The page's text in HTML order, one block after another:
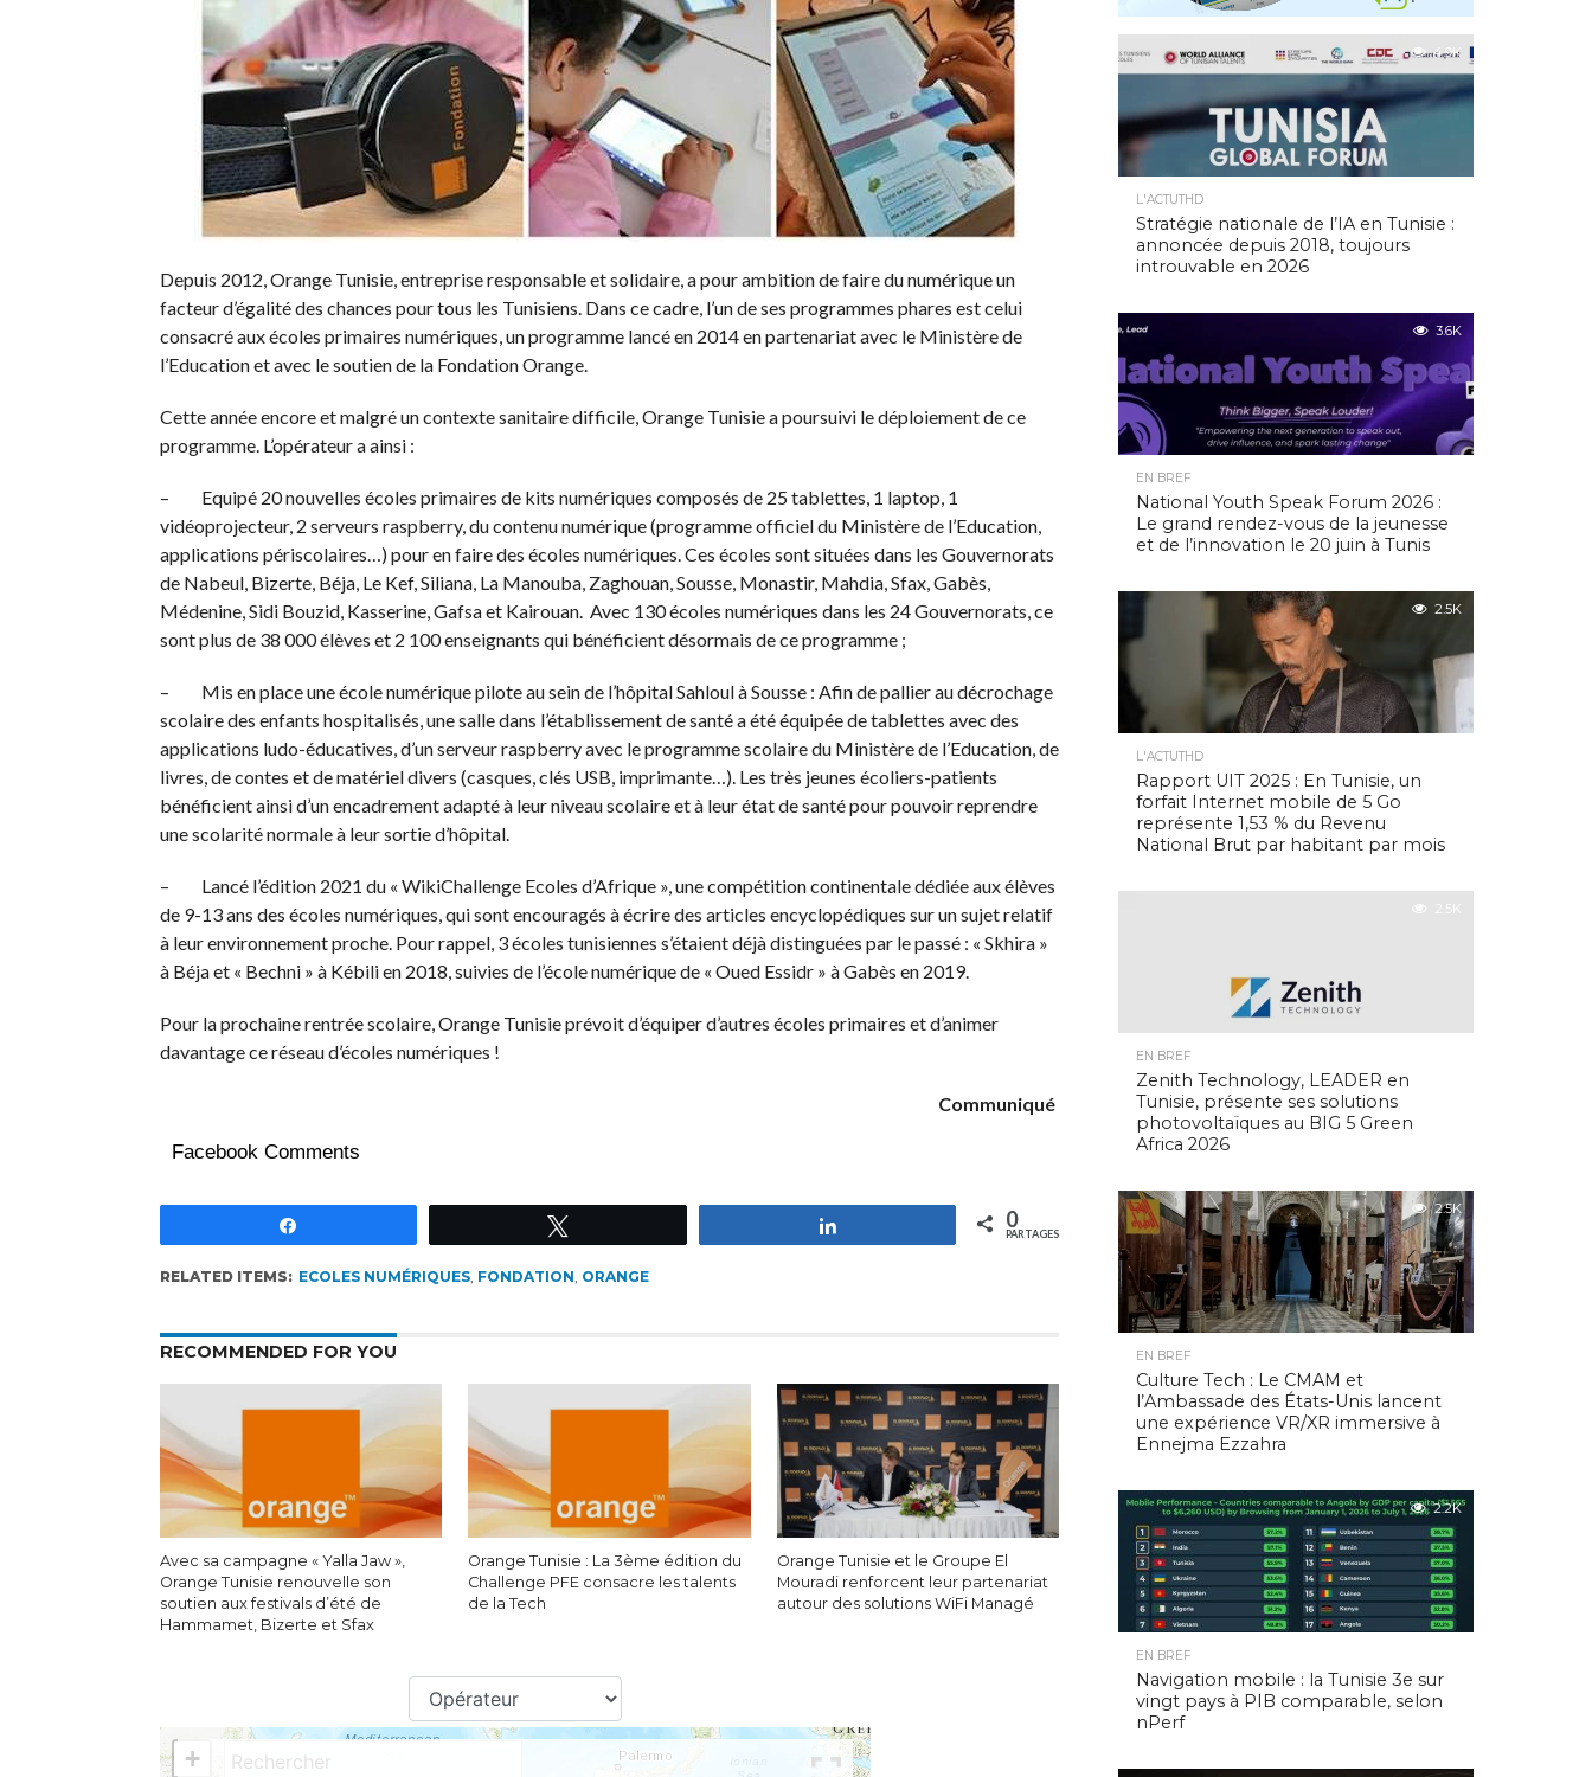
Depuis 2012, Orange Tunisie, entreprise responsable et solidaire, a pour ambition de faire du numérique un
facteur d’égalité des chances pour tous les Tunisiens. Dans ce cadre, l’un de ses programmes phares est celui
consacré aux écoles primaires numériques, un programme lancé en 2014 en partenariat avec le Ministère de
l’Education et avec le soutien de la Fondation Orange.
Cette année encore et malgré un contexte sanitaire difficile, Orange Tunisie a poursuivi le déploiement de ce
programme. L’opérateur a ainsi :
– Equipé 20 nouvelles écoles primaires de kits numériques composés de 25 tablettes, 1 laptop, 1
vidéoprojecteur, 2 serveurs raspberry, du contenu numérique (programme officiel du Ministère de l’Education,
applications périscolaires…) pour en faire des écoles numériques. Ces écoles sont situées dans les Gouvernorats
de Nabeul, Bizerte, Béja, Le Kef, Siliana, La Manouba, Zaghouan, Sousse, Monastir, Mahdia, Sfax, Gabès,
Médenine, Sidi Bouzid, Kasserine, Gafsa et Kairouan. Avec 130 écoles numériques dans les 24 Gouvernorats, ce
sont plus de 38 000 élèves et 2 100 enseignants qui bénéficient désormais de ce programme ;
– Mis en place une école numérique pilote au sein de l’hôpital Sahloul à Sousse : Afin de pallier au décrochage
scolaire des enfants hospitalisés, une salle dans l’établissement de santé a été équipée de tablettes avec des
applications ludo-éducatives, d’un serveur raspberry avec le programme scolaire du Ministère de l’Education, de
livres, de contes et de matériel divers (casques, clés USB, imprimante…). Les très jeunes écoliers-patients
bénéficient ainsi d’un encadrement adapté à leur niveau scolaire et à leur état de santé pour pouvoir reprendre
une scolarité normale à leur sortie d’hôpital.
– Lancé l’édition 2021 du « WikiChallenge Ecoles d’Afrique », une compétition continentale dédiée aux élèves
de 9-13 ans des écoles numériques, qui sont encouragés à écrire des articles encyclopédiques sur un sujet relatif
à leur environnement proche. Pour rappel, 3 écoles tunisiennes s’étaient déjà distinguées par le passé : « Skhira »
à Béja et « Bechni » à Kébili en 2018, suivies de l’école numérique de « Oued Essidr » à Gabès en 2019.
Pour la prochaine rentrée scolaire, Orange Tunisie prévoit d’équiper d’autres écoles primaires et d’animer
davantage ce réseau d’écoles numériques !
Communiqué
Facebook Comments
0
PARTAGES
RELATED ITEMS: ECOLES NUMÉRIQUES, FONDATION, ORANGE
RECOMMENDED FOR YOU
Avec sa campagne « Yalla Jaw »,
Orange Tunisie renouvelle son
soutien aux festivals d’été de
Hammamet, Bizerte et Sfax
Orange Tunisie : La 3ème édition du
Challenge PFE consacre les talents
de la Tech
Orange Tunisie et le Groupe El
Mouradi renforcent leur partenariat
autour des solutions WiFi Managé
4.9K
L'ACTUTHD
Stratégie nationale de l’IA en Tunisie :
annoncée depuis 2018, toujours
introuvable en 2026
3.6K
EN BREF
National Youth Speak Forum 2026 :
Le grand rendez-vous de la jeunesse
et de l’innovation le 20 juin à Tunis
2.5K
L'ACTUTHD
Rapport UIT 2025 : En Tunisie, un
forfait Internet mobile de 5 Go
représente 1,53 % du Revenu
National Brut par habitant par mois
2.5K
EN BREF
Zenith Technology, LEADER en
Tunisie, présente ses solutions
photovoltaïques au BIG 5 Green
Africa 2026
2.5K
EN BREF
Culture Tech : Le CMAM et
l’Ambassade des États-Unis lancent
une expérience VR/XR immersive à
Ennejma Ezzahra
2.2K
EN BREF
Navigation mobile : la Tunisie 3e sur
vingt pays à PIB comparable, selon
nPerf